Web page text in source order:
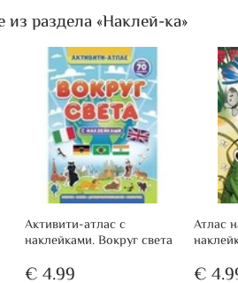
раздела «Наклей-ка»
Активити-атлас с
наклейками. Вокруг света
€ 4.99
Атлас
€